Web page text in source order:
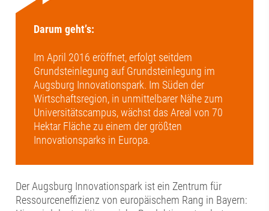
Darum geht’s:
Im April 2016 eröffnet, erfolgt seitdem
Grundsteinlegung auf Grundsteinlegung im
Augsburg Innovationspark. Im Süden der
Wirtschaftsregion, in unmittelbarer Nähe zum
Universitätscampus, wächst das Areal von 70
Hektar Fläche zu einem der größten
Innovationsparks in Europa.
Der Augsburg Innovationspark ist ein Zentrum für
Ressourceneffizienz von europäischem Rang in Bayern: